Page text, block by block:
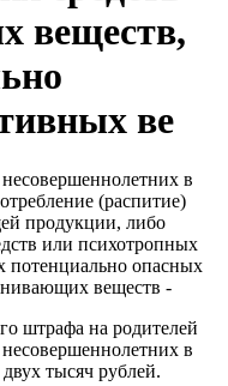
веществ,
ве
в
(распитие)
продукции, либо
или психотропных
потенциально опасных
веществ -
штрафа на родителей
в
тысяч рублей.